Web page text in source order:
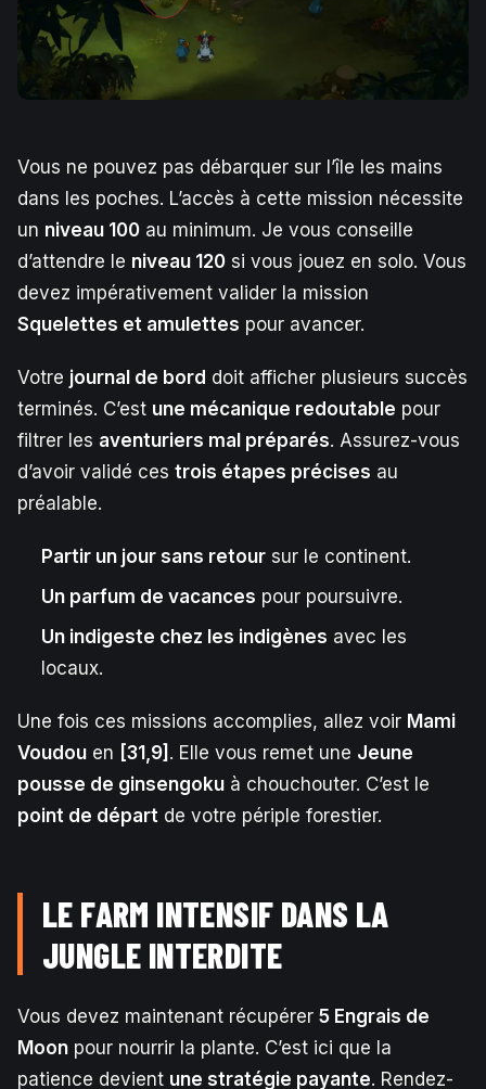
Vous ne pouvez pas débarquer sur l’île les mains
dans les poches. L’accès à cette mission nécessite
un niveau 100 au minimum. Je vous conseille
d’attendre le niveau 120 si vous jouez en solo. Vous
devez impérativement valider la mission
Squelettes et amulettes pour avancer.
Votre journal de bord doit afficher plusieurs succès
terminés. C’est une mécanique redoutable pour
filtrer les aventuriers mal préparés. Assurez-vous
d’avoir validé ces trois étapes précises au
préalable.
Partir un jour sans retour sur le continent.
Un parfum de vacances pour poursuivre.
Un indigeste chez les indigènes avec les
locaux.
Une fois ces missions accomplies, allez voir Mami
Voudou en [31,9] . Elle vous remet une Jeune
pousse de ginsengoku à chouchouter. C’est le
point de départ de votre périple forestier.
LE FARM INTENSIF DANS LA
JUNGLE INTERDITE
Vous devez maintenant récupérer 5 Engrais de
Moon pour nourrir la plante. C’est ici que la
patience devient une stratégie payante. Rendez-